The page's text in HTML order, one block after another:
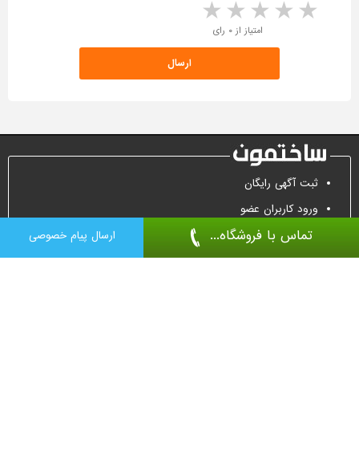
تماس با فروشگاه... ارسال پیام خصوصی
4 stars 3 stars 2 stars 1 star امتیاز از ۰ رای
ثبت آگهی رایگان
ورود کاربران عضو
تماس جهت تبلیغات